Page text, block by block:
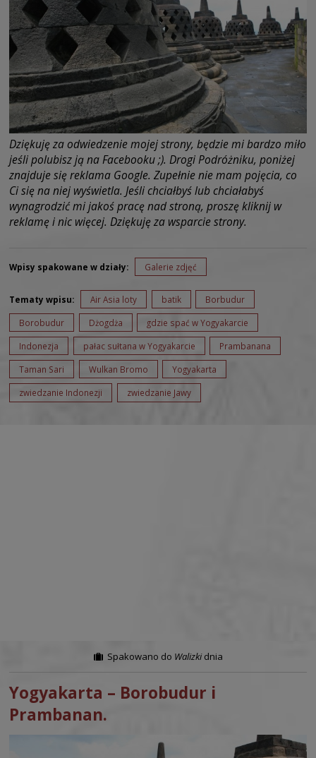
Dziękuję za odwiedzenie mojej strony, będzie mi bardzo miło
jeśli polubisz ją na Facebooku ;). Drogi Podróżniku, poniżej
znajduje się reklama Google. Zupełnie nie mam pojęcia, co
Ci się na niej wyświetla. Jeśli chciałbyś lub chciałabyś
wynagrodzić mi jakoś pracę nad stroną, proszę kliknij w
reklamę i nic więcej. Dziękuję za wsparcie strony.
Wpisy spakowane w działy: Galerie zdjęć
Tematy wpisu: Air Asia loty batik Borbudur
Borobudur Dżogdża gdzie spać w Yogyakarcie
Indonezja pałac sułtana w Yogyakarcie Prambanana
Taman Sari Wulkan Bromo Yogyakarta
zwiedzanie Indonezji zwiedzanie Jawy
Spakowano do Walizkidnia
Yogyakarta – Borobudur i
Prambanan.